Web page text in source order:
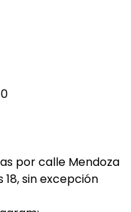
por calle Mendoza
sin excepción